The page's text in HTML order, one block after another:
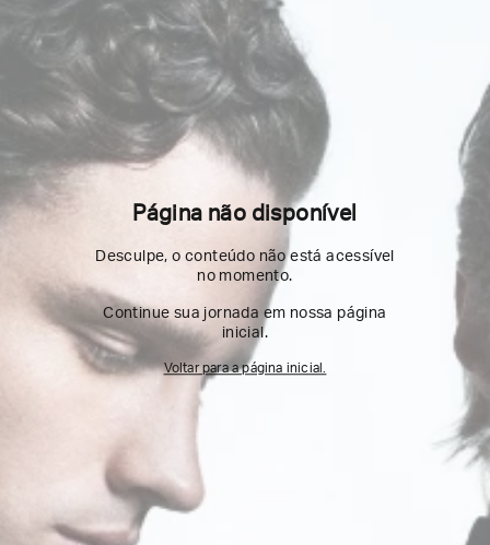
Página não disponível
Desculpe, o conteúdo não está acessível
no momento.
Continue sua jornada em nossa página
inicial.
Voltar para a página inicial.